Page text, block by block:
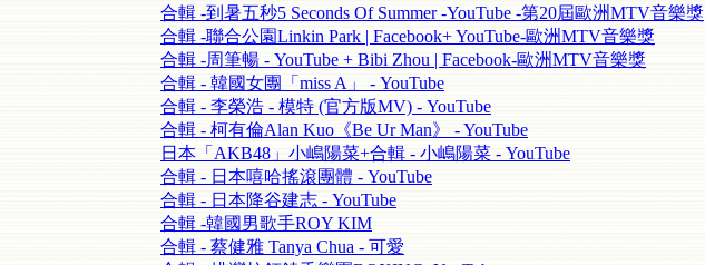
合輯 -到暑五秒5 Seconds Of Summer -YouTube -第20屆歐洲MTV音樂獎
合輯 -聯合公園Linkin Park | Facebook+ YouTube-歐洲MTV音樂獎
合輯 -周筆暢 - YouTube + Bibi Zhou | Facebook-歐洲MTV音樂獎
合輯 - 韓國女團「miss A」 - YouTube
合輯 - 李榮浩 - 模特 (官方版MV) - YouTube
合輯 - 柯有倫Alan Kuo《Be Ur Man》 - YouTube
日本「AKB48」小嶋陽菜+合輯 - 小嶋陽菜 - YouTube
合輯 - 日本嘻哈搖滾團體 - YouTube
合輯 - 日本降谷建志 - YouTube
合輯 -韓國男歌手ROY KIM
合輯 - 蔡健雅 Tanya Chua - 可愛